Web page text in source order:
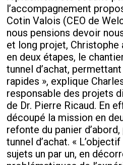
l’accompagnement
Cotin Valois (CEO de
nous pensions devoir
et long projet, Christophe
en deux étapes, le
tunnel d’achat,
rapides », explique
responsable des projets
de Dr. Pierre Ricaud. En
découpé la mission en
refonte du panier
tunnel d’achat. «
sujets un par un, en